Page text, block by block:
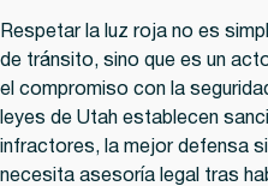
Respetar la luz roja no es
de tránsito, sino que es un
el compromiso con la
leyes de Utah establecen
infractores, la mejor defensa
necesita asesoría legal tras